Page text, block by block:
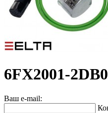
6FX2001-
Ваш e-mail: